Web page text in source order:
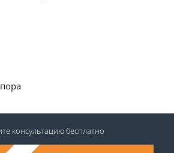
консультациюбесплатно